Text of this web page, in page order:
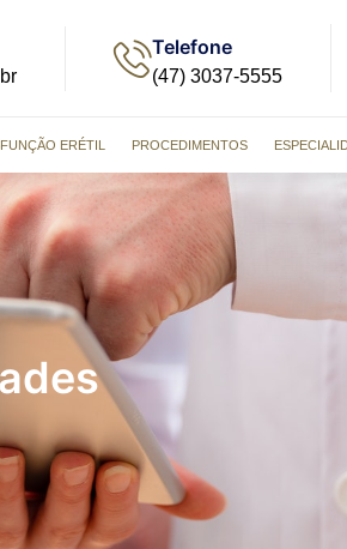
Telefone
(47) 3037-5555
ERÉTIL PROCEDIMENTOS